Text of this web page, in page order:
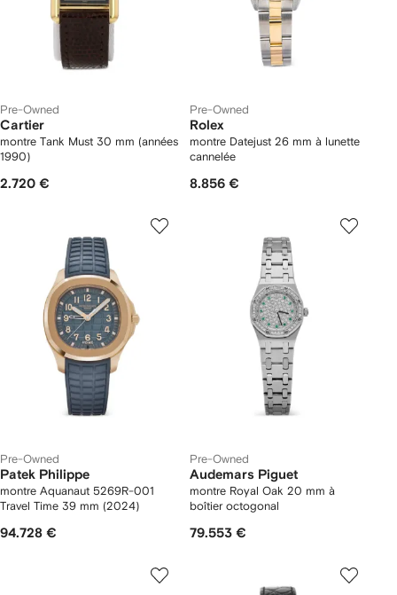
Pre-Owned
Cartier
montre Tank Must 30 mm (années
1990)
2.720 €
Pre-Owned
Rolex
montre Datejust 26 mm à lunette
cannelée
8.856 €
Pre-Owned
Patek Philippe
montre Aquanaut 5269R-001
Travel Time 39 mm (2024)
94.728 €
Pre-Owned
Audemars Piguet
montre Royal Oak 20 mm à
boîtier octogonal
79.553 €